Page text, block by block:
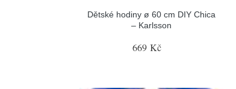
Dětské hodiny ø 60 cm DIY Chica
– Karlsson
669 Kč